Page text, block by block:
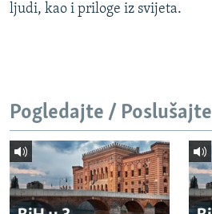
NASTANAK I RASPAD JUGOSLAVIJE
ljudi, kao i priloge iz svijeta.
Pogledajte / Poslušajte